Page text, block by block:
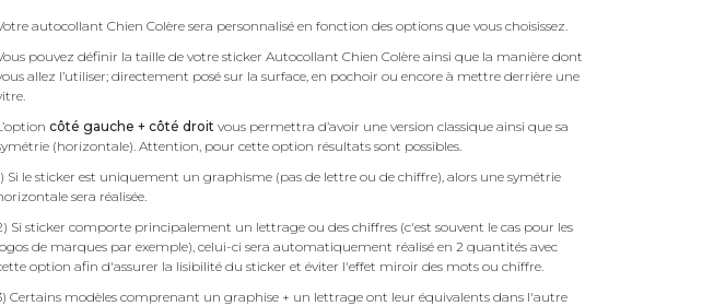
autocollant Chien Colère sera personnalisé en fonction des options que vous choisissez.
pouvez définir la taille de votre sticker Autocollant Chien Colère ainsi que la manière dont
allez l’utiliser; directement posé sur la surface, en pochoir ou encore à mettre derrière une
côté gauche + côté droit vous permettra d’avoir une version classique ainsi que sa
(horizontale). Attention, pour cette option résultats sont possibles.
Si le sticker est uniquement un graphisme (pas de lettre ou de chiffre), alors une symétrie
sera réalisée.
Si sticker comporte principalement un lettrage ou des chiffres (c'est souvent le cas pour les
de marques par exemple), celui-ci sera automatiquement réalisé en 2 quantités avec
option afin d'assurer la lisibilité du sticker et éviter l'effet miroir des mots ou chiffre.
Certains modèles comprenant un graphise + un lettrage ont leur équivalents dans l'autre